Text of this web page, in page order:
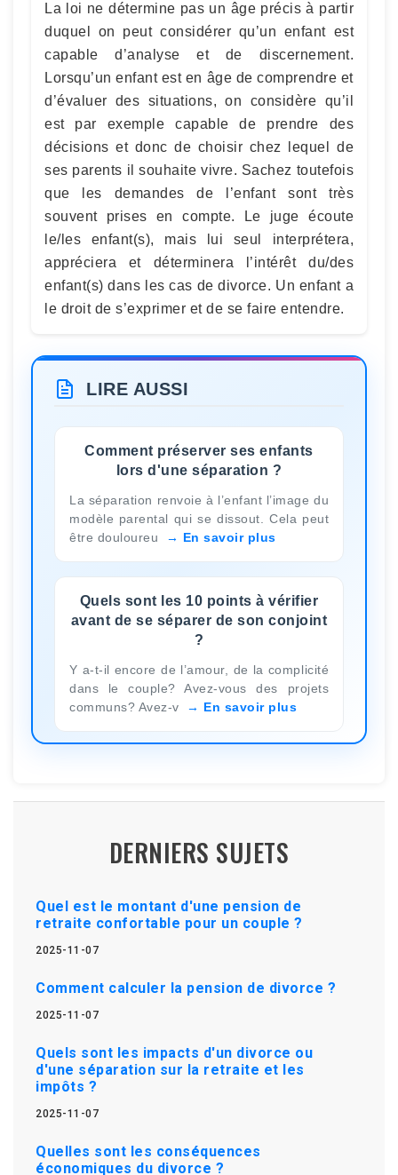
La loi ne détermine pas un âge précis à partir
duquel on peut considérer qu’un enfant est
capable d’analyse et de discernement.
Lorsqu’un enfant est en âge de comprendre et
d’évaluer des situations, on considère qu’il
est par exemple capable de prendre des
décisions et donc de choisir chez lequel de
ses parents il souhaite vivre. Sachez toutefois
que les demandes de l’enfant sont très
souvent prises en compte. Le juge écoute
le/les enfant(s), mais lui seul interprétera,
appréciera et déterminera l’intérêt du/des
enfant(s) dans les cas de divorce. Un enfant a
le droit de s’exprimer et de se faire entendre.
LIRE AUSSI
Comment préserver ses enfants
lors d'une séparation ?
La séparation renvoie à l’enfant l’image du
modèle parental qui se dissout. Cela peut
être douloureu
En savoir plus
Quels sont les 10 points à vérifier
avant de se séparer de son conjoint
?
Y a-t-il encore de l’amour, de la complicité
dans le couple? Avez-vous des projets
communs? Avez-v
En savoir plus
DERNIERS SUJETS
Quel est le montant d'une pension de
retraite confortable pour un couple ?
2025-11-07
Comment calculer la pension de divorce ?
2025-11-07
Quels sont les impacts d'un divorce ou
d'une séparation sur la retraite et les
impôts ?
2025-11-07
Quelles sont les conséquences
économiques du divorce ?